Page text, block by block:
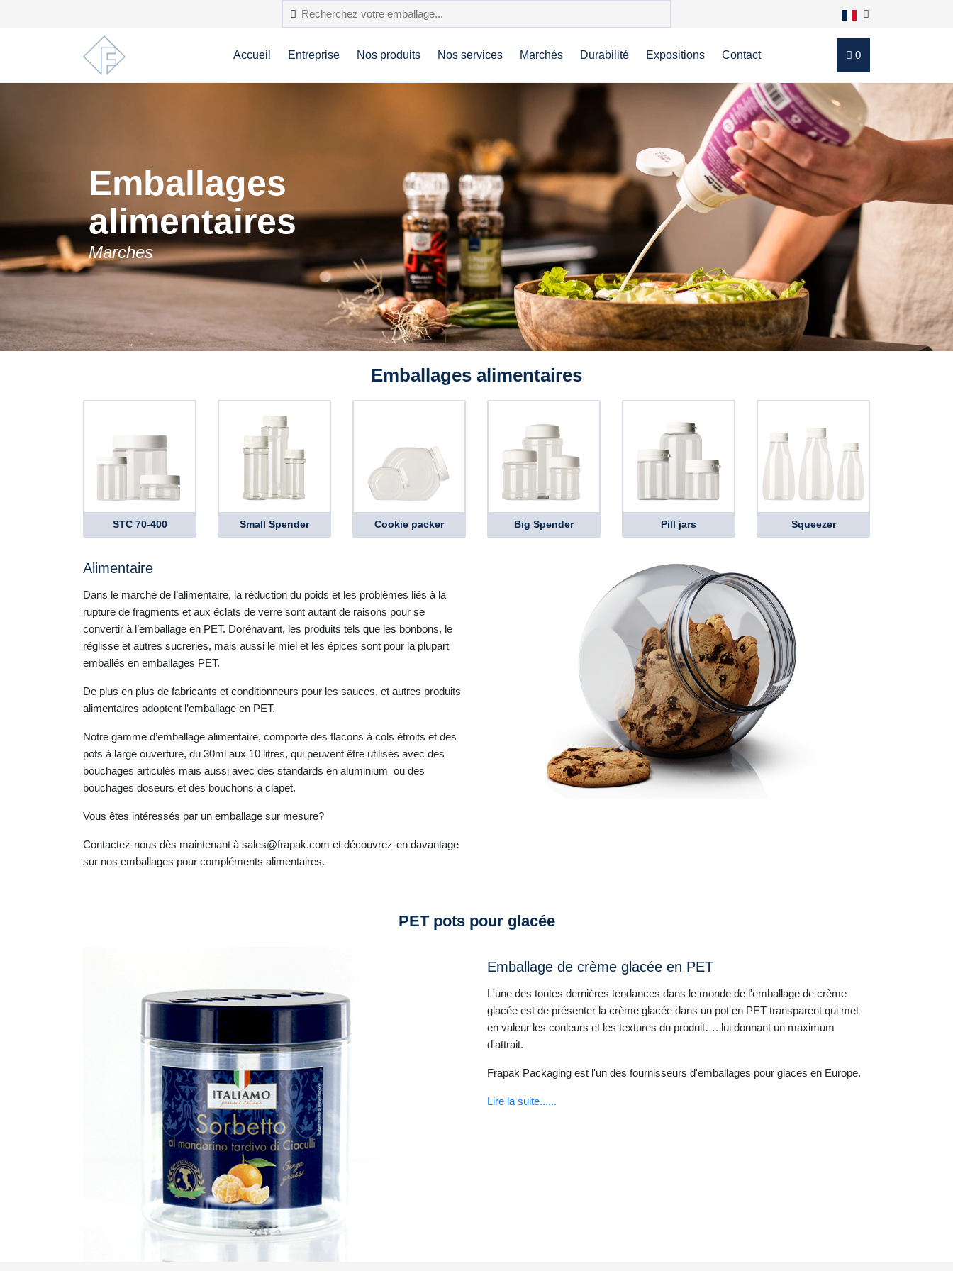
Accueil Entreprise Nos produits Nos services Marchés Durabilité Expositions Contact 0
Emballages
alimentaires
Marches
Emballages alimentaires
STC 70-400 Small Spender Cookie packer Big Spender Pill jars Squeezer
Alimentaire
Dans le marché de l’alimentaire, la réduction du poids et les problèmes liés à la
rupture de fragments et aux éclats de verre sont autant de raisons pour se
convertir à l’emballage en PET. Dorénavant, les produits tels que les bonbons, le
réglisse et autres sucreries, mais aussi le miel et les épices sont pour la plupart
emballés en emballages PET.
De plus en plus de fabricants et conditionneurs pour les sauces, et autres produits
alimentaires adoptent l’emballage en PET.
Notre gamme d’emballage alimentaire, comporte des flacons à cols étroits et des
pots à large ouverture, du 30ml aux 10 litres, qui peuvent être utilisés avec des
bouchages articulés mais aussi avec des standards en aluminium ou des
bouchages doseurs et des bouchons à clapet.
Vous êtes intéressés par un emballage sur mesure?
Contactez-nous dès maintenant à sales@frapak.com et découvrez-en davantage
sur nos emballages pour compléments alimentaires.
PET pots pour glacée
Emballage de crème glacée en PET
L'une des toutes dernières tendances dans le monde de l'emballage de crème
glacée est de présenter la crème glacée dans un pot en PET transparent qui met
en valeur les couleurs et les textures du produit…. lui donnant un maximum
d'attrait.
Frapak Packaging est l'un des fournisseurs d'emballages pour glaces en Europe.
Lire la suite......